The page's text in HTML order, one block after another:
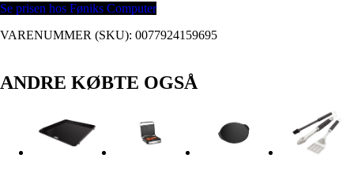
Se prisen hos Føniks Computer
VARENUMMER (SKU): 0077924159695
ANDRE KØBTE OGSÅ